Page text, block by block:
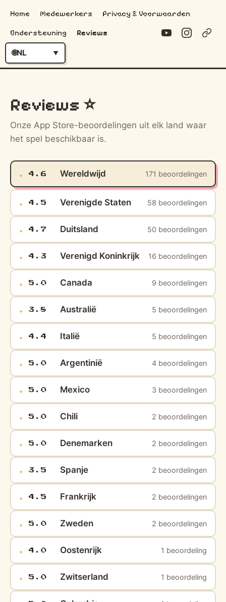
Home Medewerkers Privacy & Voorwaarden
Ondersteuning Reviews
NL
Reviews ⭐
Onze App Store-beoordelingen uit elk land waar
het spel beschikbaar is.
★ 4.6 Wereldwijd 171 beoordelingen
★ 4.5 Verenigde Staten 58 beoordelingen
★ 4.7 Duitsland 50 beoordelingen
★ 4.3 Verenigd Koninkrijk 16 beoordelingen
★ 5.0 Canada 9 beoordelingen
★ 3.8 Australië 5 beoordelingen
★ 4.4 Italië 5 beoordelingen
★ 5.0 Argentinië 4 beoordelingen
★ 5.0 Mexico 3 beoordelingen
★ 5.0 Chili 2 beoordelingen
★ 5.0 Denemarken 2 beoordelingen
★ 3.5 Spanje 2 beoordelingen
★ 4.5 Frankrijk 2 beoordelingen
★ 5.0 Zweden 2 beoordelingen
★ 4.0 Oostenrijk 1 beoordeling
★ 5.0 Zwitserland 1 beoordeling